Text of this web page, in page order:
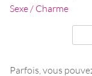
Sexe / Charme
Parfois, vous